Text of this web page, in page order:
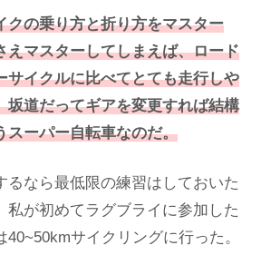
クの乗り方と折り方をマスター
えマスターしてしまえば、ロード
サイクルに比べてとても走行しや
坂道だってギアを変更すれば結構
スーパー自転車なのだ。
るなら最低限の練習はしておいた
私が初めてラグブライに参加した
サイクリングに行った。